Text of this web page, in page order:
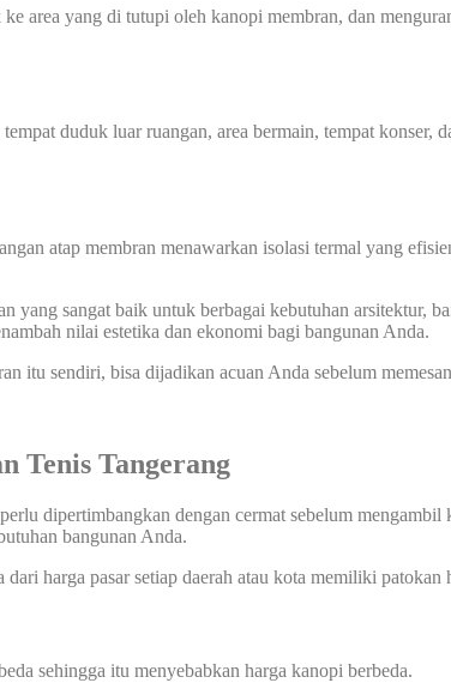
area yang di tutupi oleh kanopi membran, dan
duduk luar ruangan, area bermain, tempat konser,
atap membran menawarkan isolasi termal yang
yang sangat baik untuk berbagai kebutuhan arsitektur,
nilai estetika dan ekonomi bagi bangunan Anda.
itu sendiri, bisa dijadikan acuan Anda sebelum
Tenis Tangerang
dipertimbangkan dengan cermat sebelum
bangunan Anda.
harga pasar setiap daerah atau kota memiliki
sehingga itu menyebabkan harga kanopi berbeda.